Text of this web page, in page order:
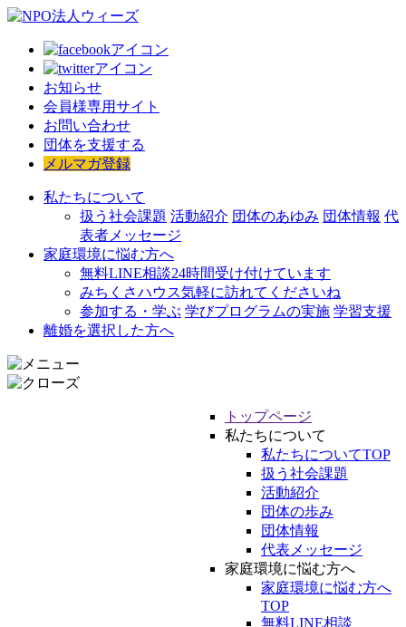
お知らせ
会員様専用サイト
お問い合わせ
団体を支援する
メルマガ登録
私たちについて
扱う社会課題 活動紹介 団体のあゆみ 団体情報 代
表者メッセージ
家庭環境に悩む方へ
無料LINE相談24時間受け付けています
みちくさハウス気軽に訪れてくださいね
参加する・学ぶ 学びプログラムの実施 学習支援
離婚を選択した方へ
トップページ
私たちについて
私たちについてTOP
扱う社会課題
活動紹介
団体の歩み
団体情報
代表メッセージ
家庭環境に悩む方へ
家庭環境に悩む方へ
TOP
無料LINE相談